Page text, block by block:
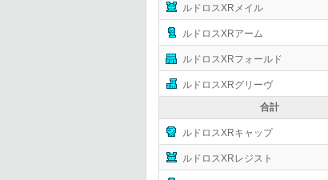
ルドロスXRメイル
ルドロスXRアーム
ルドロスXRフォールド
ルドロスXRグリーヴ
合計
ルドロスXRキャップ
ルドロスXRレジスト